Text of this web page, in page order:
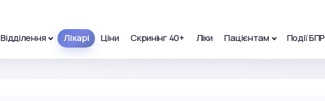
Відділення Лікарі Ціни Скринінг 40+ Ліки Пацієнтам Події БПР